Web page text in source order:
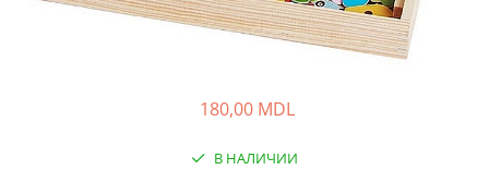
180,00 MDL
В НАЛИЧИИ